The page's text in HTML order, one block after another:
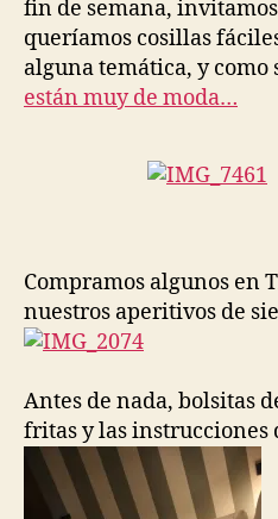
fin de semana, invitamos
queríamos cosillas
alguna temática, y como
están muy de moda…
Compramos algunos en
nuestros aperitivos de
Antes de nada, bolsitas
fritas y las instrucciones